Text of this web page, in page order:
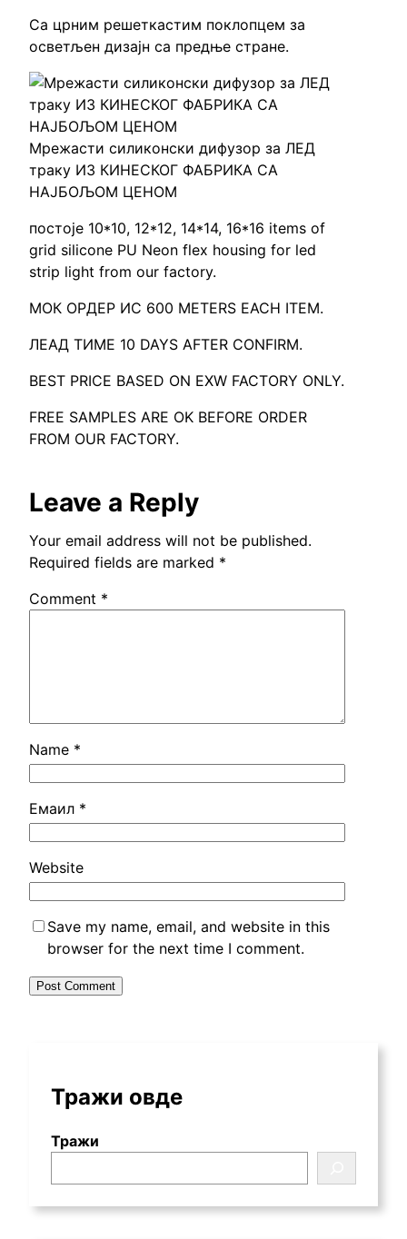
Са црним решеткастим поклопцем за
осветљен дизајн са предње стране.
Мрежасти силиконски дифузор за ЛЕД
траку ИЗ КИНЕСКОГ ФАБРИКА СА
НАЈБОЉОМ ЦЕНОМ
постоје 10*10, 12*12, 14*14, 16*16 items of
grid silicone PU Neon flex housing for led
strip light from our factory.
МОК ОРДЕР ИС 600 METERS EACH ITEM.
ЛЕАД ТИМЕ 10 DAYS AFTER CONFIRM.
BEST PRICE BASED ON EXW FACTORY ONLY.
FREE SAMPLES ARE OK BEFORE ORDER
FROM OUR FACTORY.
Leave a Reply
Your email address will not be published.
Required fields are marked *
Comment *
Name *
Емаил *
Website
Save my name, email, and website in this
browser for the next time I comment.
Тражи овде
Тражи